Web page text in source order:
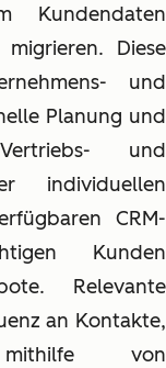
Kundendaten
Diese
und
Planung und
und
individuellen
CRM-
Kunden
Relevante
an Kontakte,
von